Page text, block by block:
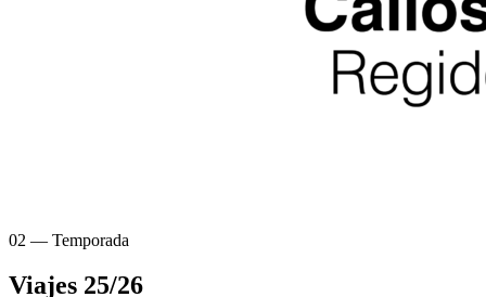
02 — Temporada
Viajes 25/26